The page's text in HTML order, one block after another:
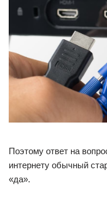
Поэтому ответ на
интернету обычный
«да».